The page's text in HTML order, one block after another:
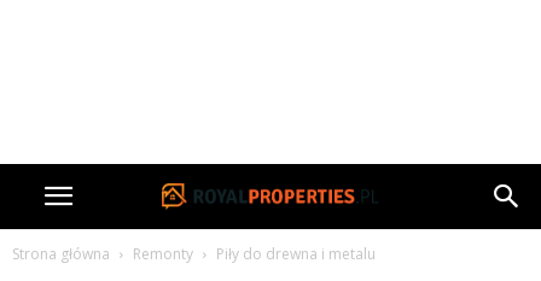
Strona główna Remonty Piły do drewna i metalu